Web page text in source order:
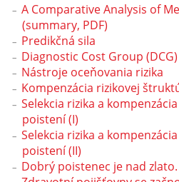
A Comparative Analysis of
(summary, PDF)
Predikčná sila
Diagnostic Cost Group (DCG)
Nástroje oceňovania rizika
Kompenzácia rizikovej
Selekcia rizika a
poistení (I)
Selekcia rizika a
poistení (II)
Dobrý poistenec je nad